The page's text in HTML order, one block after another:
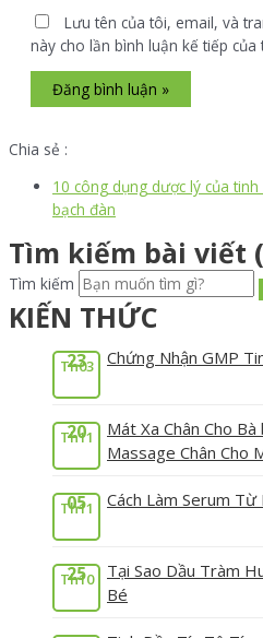
Lưu tên của tôi, email, và
này cho lần bình luận kế tiếp của
Chia sẻ :
10 công dụng dược lý của
bạch đàn
Tìm kiếm bài viết
Tìm kiếm
KIẾN THỨC
23
Th03 Chứng Nhận GMP
20
Th11
Mát Xa Chân Cho
Massage Chân Cho
05
Th11 Cách Làm Serum
25
Th10
Tại Sao Dầu Tràm
Bé